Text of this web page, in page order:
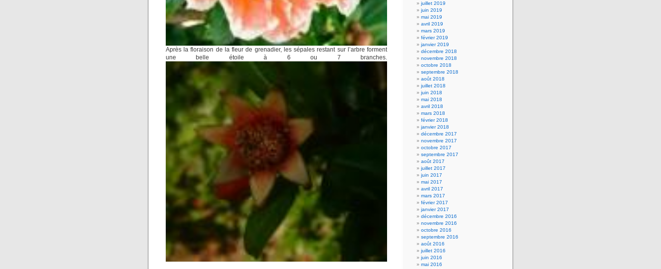
Après la floraison de la fleur de grenadier, les sépales restant sur l’arbre forment
une belle étoile à 6 ou 7 branches.
juillet 2019
juin 2019
mai 2019
avril 2019
mars 2019
février 2019
janvier 2019
décembre 2018
novembre 2018
octobre 2018
septembre 2018
août 2018
juillet 2018
juin 2018
mai 2018
avril 2018
mars 2018
février 2018
janvier 2018
décembre 2017
novembre 2017
octobre 2017
septembre 2017
août 2017
juillet 2017
juin 2017
mai 2017
avril 2017
mars 2017
février 2017
janvier 2017
décembre 2016
novembre 2016
octobre 2016
septembre 2016
août 2016
juillet 2016
juin 2016
mai 2016